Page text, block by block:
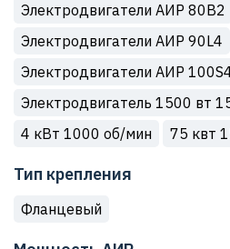
Электродвигатели АИР 80В2
Электродвигатели АИР 90L4
Электродвигатели АИР
Электродвигатель 1500 вт
4 кВт 1000 об/мин
75 квт
Тип крепления
Фланцевый